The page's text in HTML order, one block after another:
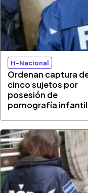
H-Nacional
Ordenan captura
cinco sujetos por
posesión de
pornografía infantil